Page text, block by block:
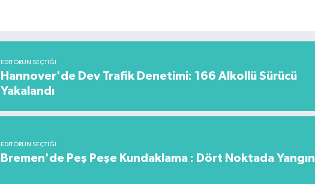
EDITÖRÜN SEÇTIĞI
Hannover'de Dev Trafik Denetimi: 166 Alkollü Sürücü
Yakalandı
EDITÖRÜN SEÇTIĞI
Bremen'de Peş Peşe Kundaklama : Dört Noktada Yangın